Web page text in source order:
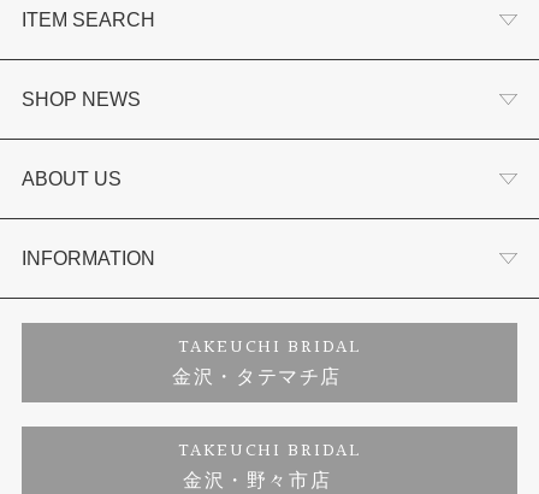
ITEM SEARCH
婚約指輪
結婚指輪
セットリング
婚約ネックレス
ダイヤモンド
ジュエリーリフォーム
SHOP NEWS
選ばれる理由まとめ
お客様の声
プロポーズサポート
ブランドリスト
福井指輪工房｜手作りペアリング
ABOUT US
会社概要
お客様の声
INFORMATION
プライバシーポリシー
TAKEUCHI BRIDAL
金沢・タテマチ店
TAKEUCHI BRIDAL
金沢・野々市店